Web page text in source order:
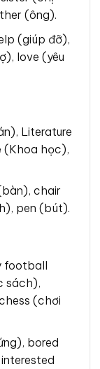
(ông).
(giúp đỡ),
love (yêu
Literature
(Khoa học),
chair
pen (bút).
football
sách),
(chơi
bored